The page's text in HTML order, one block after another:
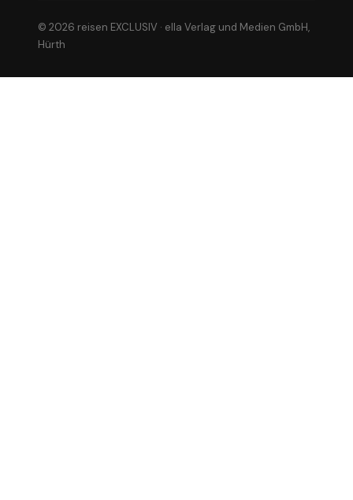
© 2026 reisen EXCLUSIV · ella Verlag und Medien GmbH,
Hürth